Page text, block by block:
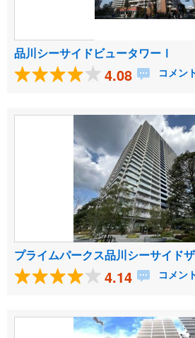
品川シーサイドビュータワーⅠ
4.08 コメン
プライムパークス品川シーサイド
4.14 コメン